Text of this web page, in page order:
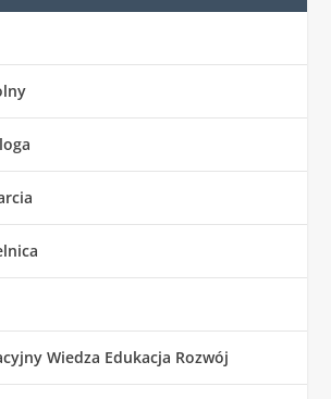
Wiedza Edukacja Rozwój